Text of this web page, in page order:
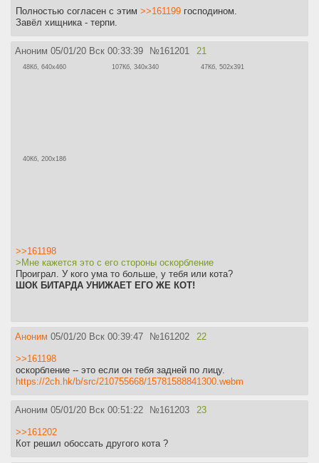
Полностью согласен с этим >>161199 господином.
Завёл хищника - терпи.
Аноним 05/01/20 Вск 00:33:39 №161201 21
48Кб, 640x460 107Кб, 340x340 47Кб, 502x391
40Кб, 200x186
>>161198
>Мне кажется это с его стороны оскорбление
Проиграл. У кого ума то больше, у тебя или кота?
ШОК БИТАРДА УНИЖАЕТ ЕГО ЖЕ КОТ!
Аноним 05/01/20 Вск 00:39:47 №161202 22
>>161198
оскорбление -- это если он тебя задней по лицу.
https://2ch.hk/b/src/210755668/15781588841300.webm
Аноним 05/01/20 Вск 00:51:22 №161203 23
>>161202
Кот решил обоссать другого кота ?